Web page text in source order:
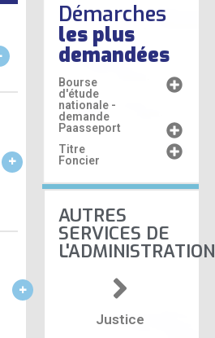
Démarches
les plus
demandées
Bourse
d'étude
nationale -
demande
Paasseport
Titre
Foncier
AUTRES
SERVICES DE
L'ADMINISTRATION
Justice